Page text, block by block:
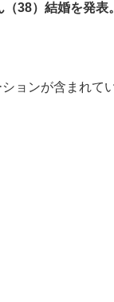
（38）結婚を発表
ョンが含まれて